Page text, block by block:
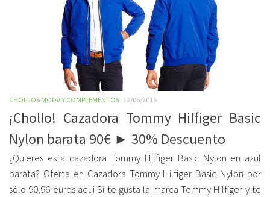
CHOLLOS MODA Y COMPLEMENTOS 12/05/2016
¡Chollo! Cazadora Tommy Hilfiger Basic
Nylon barata 90€ ► 30% Descuento
¿Quieres esta cazadora Tommy Hilfiger Basic Nylon en azul
barata? Oferta en Cazadora Tommy Hilfiger Basic Nylon por
sólo 90,96 euros aquí Si te gusta la marca Tommy Hilfiger y te